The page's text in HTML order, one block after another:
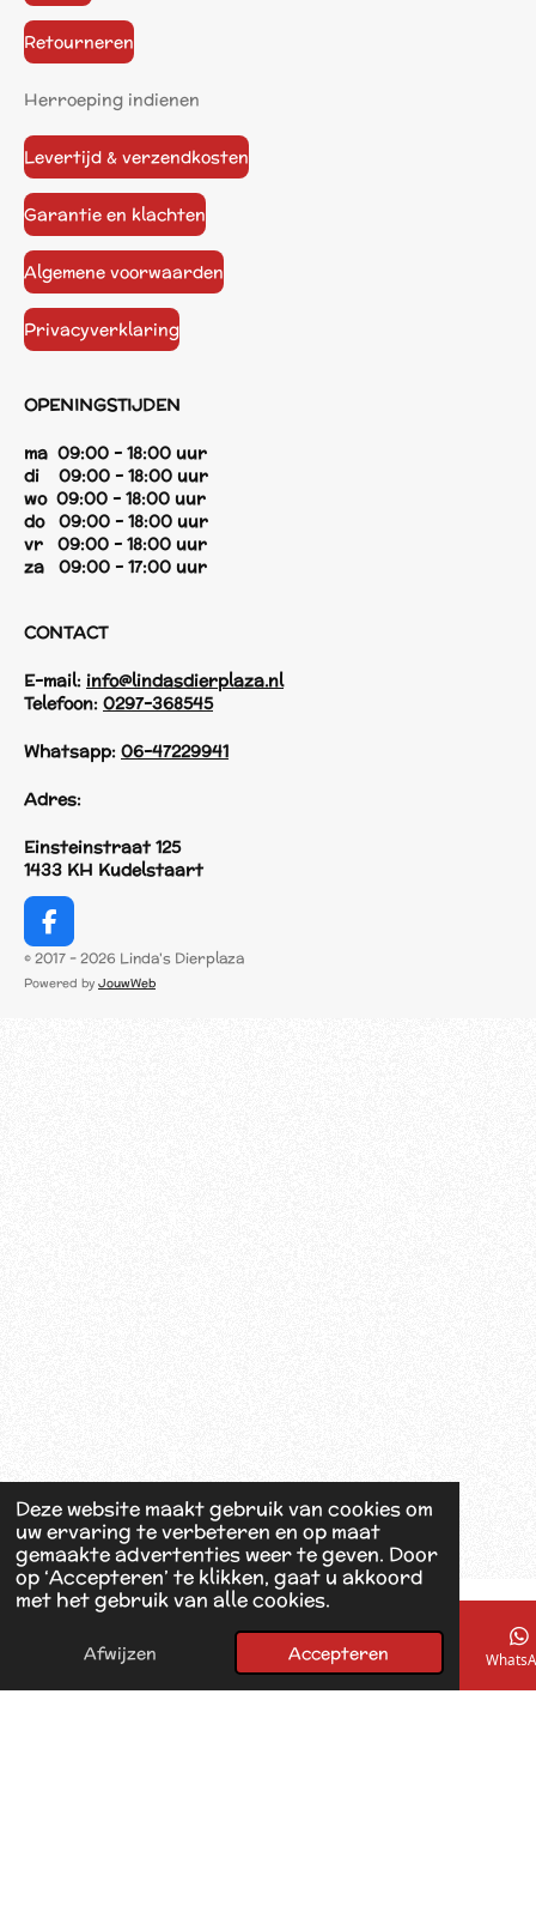
Deze website maakt gebruik van cookies om
uw ervaring te verbeteren en op maat
gemaakte advertenties weer te geven. Door
op ‘Accepteren’ te klikken, gaat u akkoord
met het gebruik van alle cookies.
Afwijzen Accepteren
Retourneren
Herroeping indienen
Levertijd & verzendkosten
Garantie en klachten
Algemene voorwaarden
Privacyverklaring
OPENINGSTIJDEN
ma 09:00 - 18:00 uur
di 09:00 - 18:00 uur
wo 09:00 - 18:00 uur
do 09:00 - 18:00 uur
vr 09:00 - 18:00 uur
za 09:00 - 17:00 uur
CONTACT
E-mail: info@lindasdierplaza.nl
Telefoon: 0297-368545
Whatsapp: 06-47229941
Adres:
Einsteinstraat 125
1433 KH Kudelstaart
F
a
c
© 2017 - 2026 Linda's Dierplaza
Powered by JouwWeb
E-mailadres Telefoonnummer Kaart Facebook